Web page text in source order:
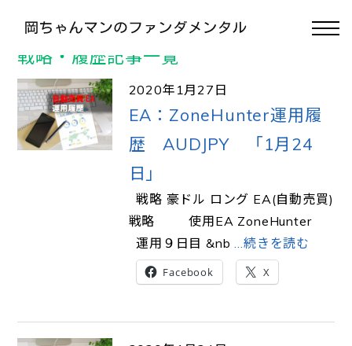
TOP > ＃EA
戦略・履歴記事一覧
2020年1月27日
EA：ZoneHunter運用履
歴 AUDJPY 「1月24
日」
戦略 豪ドル ロング EA(自動売買)
戦略 使用EA ZoneHunter
運用９日目 &nb …続きを読む
Facebook X